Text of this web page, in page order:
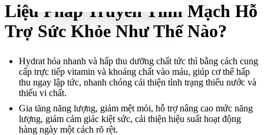
Liệu Pháp Truyền Tĩnh Mạch Hỗ
Trợ Sức Khỏe Như Thế Nào?
Hydrat hóa nhanh và hấp thu dưỡng chất tức thì bằng cách cung
cấp trực tiếp vitamin và khoáng chất vào máu, giúp cơ thể hấp
thu ngay lập tức, nhanh chóng cải thiện tình trạng thiếu nước và
thiếu vi chất.
Gia tăng năng lượng, giảm mệt mỏi, hỗ trợ nâng cao mức năng
lượng, giảm cảm giác kiệt sức, cải thiện hiệu suất hoạt động
hàng ngày một cách rõ rệt.